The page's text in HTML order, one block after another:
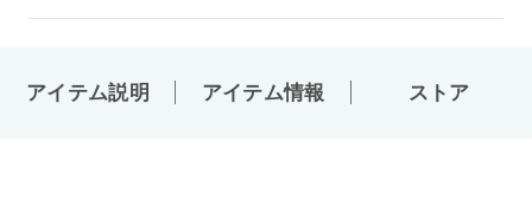
アイテム説明 アイテム情報 ストア